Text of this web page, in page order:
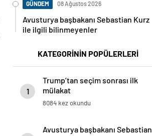
GÜNDEM 08 Ağustos 2026
Avusturya başbakanı Sebastian Kurz
ile ilgili bilinmeyenler
KATEGORİNİN POPÜLERLERİ
1
Trump’tan seçim sonrası ilk
mülakat
8084 kez okundu
Avusturya başbakanı Sebastian